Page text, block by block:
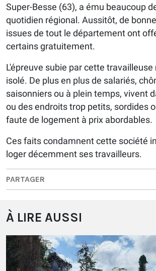
Super-Besse (63), a ému beaucoup
quotidien régional. Aussitôt, de
issues de tout le département ont
certains gratuitement.
L'épreuve subie par cette travailleuse
isolé. De plus en plus de salariés,
saisonniers ou à plein temps, vivent
ou des endroits trop petits, sordides
faute de logement à prix abordables.
Ces faits condamnent cette société
loger décemment ses travailleurs.
PARTAGER
À LIRE AUSSI